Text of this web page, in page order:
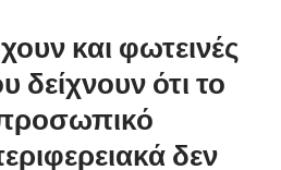
και φωτεινές
δείχνουν ότι το
δεν